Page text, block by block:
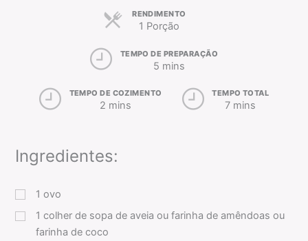
RENDIMENTO
1 Porção
TEMPO DE PREPARAÇÃO
5 mins
TEMPO DE COZIMENTO
2 mins
TEMPO TOTAL
7 mins
Ingredientes:
1 ovo
1 colher de sopa de aveia ou farinha de amêndoas ou
farinha de coco